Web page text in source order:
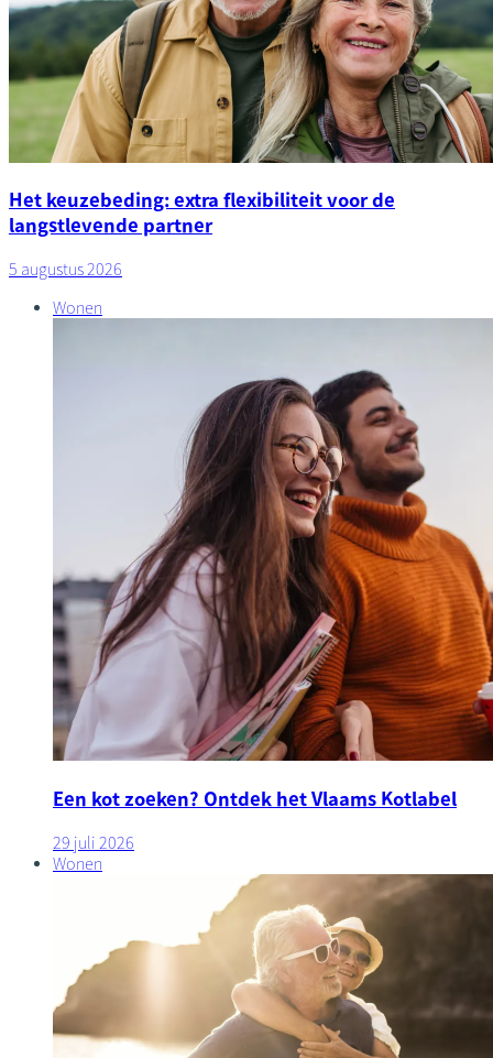
Het keuzebeding: extra flexibiliteit voor de
langstlevende partner
5 augustus 2026
Wonen
Een kot zoeken? Ontdek het Vlaams Kotlabel
29 juli 2026
Wonen